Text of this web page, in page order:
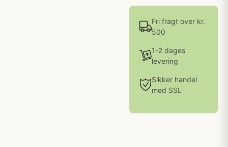
Fri fragt over kr.
500
1-2 dages
levering
Sikker handel
med SSL